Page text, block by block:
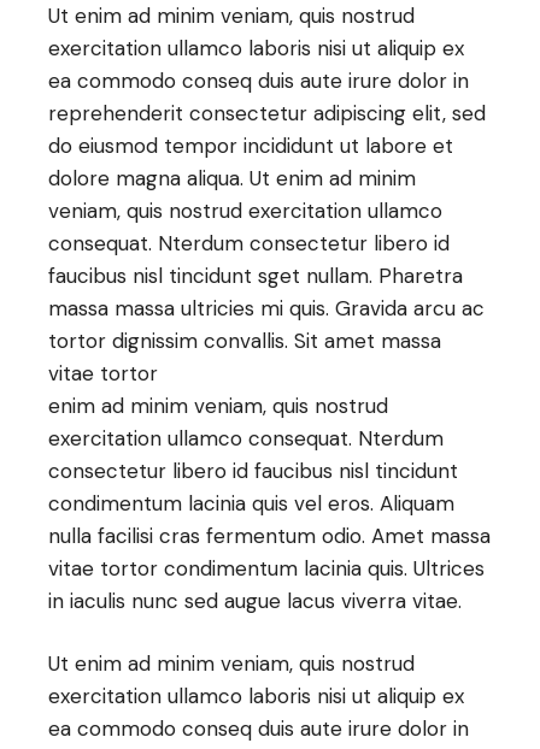
Ut enim ad minim veniam, quis nostrud
exercitation ullamco laboris nisi ut aliquip ex
ea commodo conseq duis aute irure dolor in
reprehenderit consectetur adipiscing elit, sed
do eiusmod tempor incididunt ut labore et
dolore magna aliqua. Ut enim ad minim
veniam, quis nostrud exercitation ullamco
consequat. Nterdum consectetur libero id
faucibus nisl tincidunt sget nullam. Pharetra
massa massa ultricies mi quis. Gravida arcu ac
tortor dignissim convallis. Sit amet massa
vitae tortor
enim ad minim veniam, quis nostrud
exercitation ullamco consequat. Nterdum
consectetur libero id faucibus nisl tincidunt
condimentum lacinia quis vel eros. Aliquam
nulla facilisi cras fermentum odio. Amet massa
vitae tortor condimentum lacinia quis. Ultrices
in iaculis nunc sed augue lacus viverra vitae.
Ut enim ad minim veniam, quis nostrud
exercitation ullamco laboris nisi ut aliquip ex
ea commodo conseq duis aute irure dolor in